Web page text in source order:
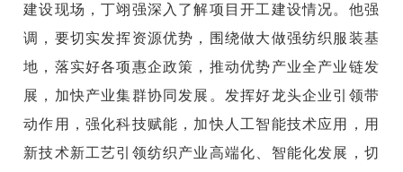
建设现场，丁翊强深入了解项目开工建设情况。他强
调，要切实发挥资源优势，围绕做大做强纺织服装基
地，落实好各项惠企政策，推动优势产业全产业链发
展，加快产业集群协同发展。发挥好龙头企业引领带
动作用，强化科技赋能，加快人工智能技术应用，用
新技术新工艺引领纺织产业高端化、智能化发展，切